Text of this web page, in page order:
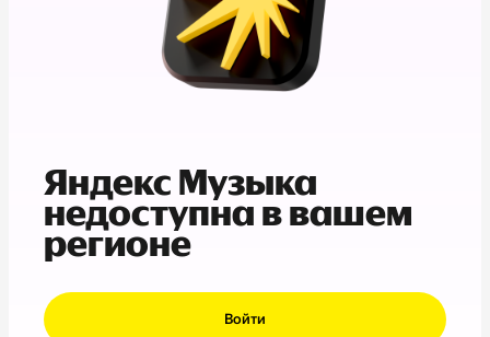
Яндекс Музыка
недоступна в вашем
регионе
Войти